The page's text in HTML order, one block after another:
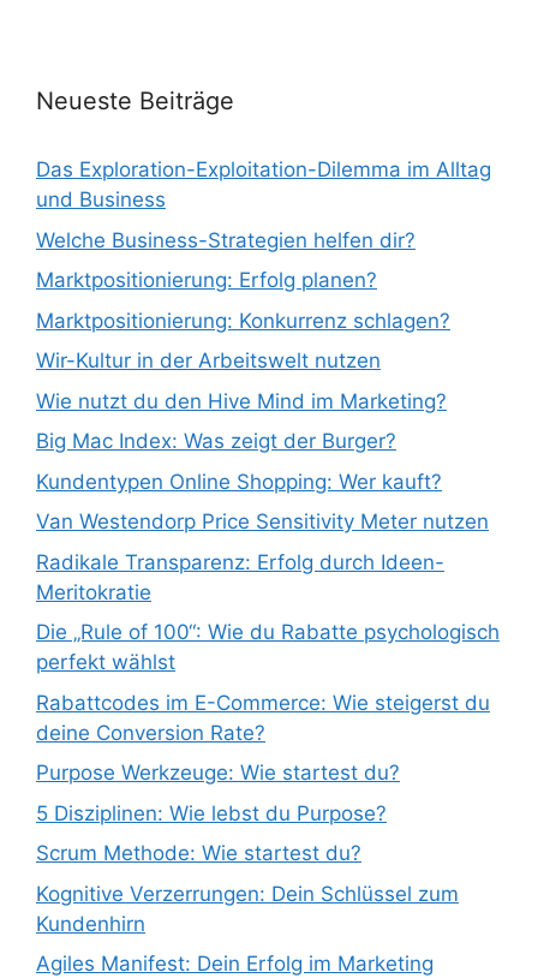
Neueste Beiträge
Das Exploration-Exploitation-Dilemma im Alltag
und Business
Welche Business-Strategien helfen dir?
Marktpositionierung: Erfolg planen?
Marktpositionierung: Konkurrenz schlagen?
Wir-Kultur in der Arbeitswelt nutzen
Wie nutzt du den Hive Mind im Marketing?
Big Mac Index: Was zeigt der Burger?
Kundentypen Online Shopping: Wer kauft?
Van Westendorp Price Sensitivity Meter nutzen
Radikale Transparenz: Erfolg durch Ideen-
Meritokratie
Die „Rule of 100“: Wie du Rabatte psychologisch
perfekt wählst
Rabattcodes im E-Commerce: Wie steigerst du
deine Conversion Rate?
Purpose Werkzeuge: Wie startest du?
5 Disziplinen: Wie lebst du Purpose?
Scrum Methode: Wie startest du?
Kognitive Verzerrungen: Dein Schlüssel zum
Kundenhirn
Agiles Manifest: Dein Erfolg im Marketing